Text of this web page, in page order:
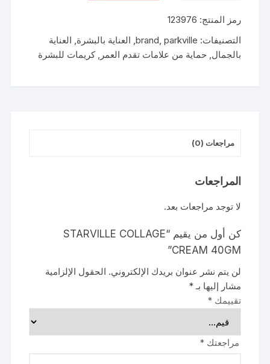
CREAM
40GM
رمز المنتج: 123976
التصنيفات:
brand, parkville
, العناية بالبشرة, العناية
بالجمال, حماية من علامات تقدم العمر ,كريمات للبشرة
مراجعات (0)
المراجعات
لا توجد مراجعات بعد.
كن أول من يقيم “STARVILLE COLLAGE
CREAM 40GM”
لن يتم نشر عنوان بريدك الإلكتروني. الحقول الإلزامية
مشار إليها بـ*
تقييمك*
مراجعتك*